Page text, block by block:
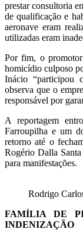
prestar consultoria
de qualificação e
aeronave eram
utilizadas eram
Por fim, o
homicídio culposo
Inácio “participou
observa que o
responsável por
A reportagem
Farroupilha e um
retorno até o
Rogério Dalla
para manifestações.
Rodrigo
FAMÍLIA DE
INDENIZAÇÃO